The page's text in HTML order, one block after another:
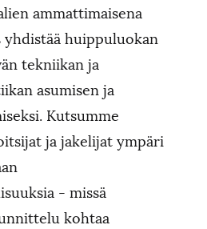
ammattimaisena
yhdistää huippuluokan
tekniikan ja
asumisen ja
Kutsumme
ja jakelijat ympäri
- missä
kohtaa